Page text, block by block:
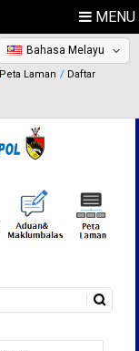
MENU
Peta Laman Daftar
Bahasa Melayu